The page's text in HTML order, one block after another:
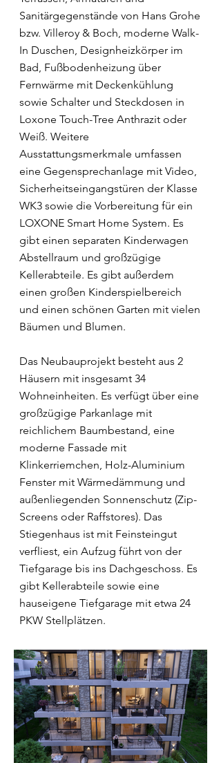
Sanitärgegenstände von Hans Grohe
bzw. Villeroy & Boch, moderne Walk-
In Duschen, Designheizkörper im
Bad, Fußbodenheizung über
Fernwärme mit Deckenkühlung
sowie Schalter und Steckdosen in
Loxone Touch-Tree Anthrazit oder
Weiß. Weitere
Ausstattungsmerkmale umfassen
eine Gegensprechanlage mit Video,
Sicherheitseingangstüren der Klasse
WK3 sowie die Vorbereitung für ein
LOXONE Smart Home System. Es
gibt einen separaten Kinderwagen
Abstellraum und großzügige
Kellerabteile. Es gibt außerdem
einen großen Kinderspielbereich
und einen schönen Garten mit vielen
Bäumen und Blumen.
Das Neubauprojekt besteht aus 2
Häusern mit insgesamt 34
Wohneinheiten. Es verfügt über eine
großzügige Parkanlage mit
reichlichem Baumbestand, eine
moderne Fassade mit
Klinkerriemchen, Holz-Aluminium
Fenster mit Wärmedämmung und
außenliegenden Sonnenschutz (Zip-
Screens oder Raffstores). Das
Stiegenhaus ist mit Feinsteingut
verfliest, ein Aufzug führt von der
Tiefgarage bis ins Dachgeschoss. Es
gibt Kellerabteile sowie eine
hauseigene Tiefgarage mit etwa 24
PKW Stellplätzen.